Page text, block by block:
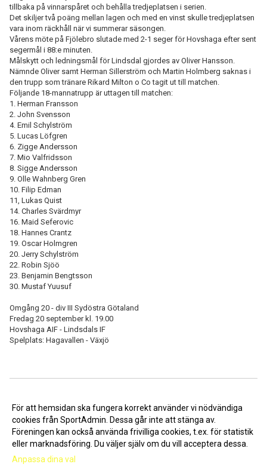
tillbaka på vinnarspåret och behålla tredjeplatsen i serien.
Det skiljer två poäng mellan lagen och med en vinst skulle tredjeplatsen
vara inom räckhåll när vi summerar säsongen.
Vårens möte på Fjölebro slutade med 2-1 seger för Hovshaga efter sent
segermål i 88:e minuten.
Målskytt och ledningsmål för Lindsdal gjordes av Oliver Hansson.
Nämnde Oliver samt Herman Sillerström och Martin Holmberg saknas i
den trupp som tränare Rikard Milton o Co tagit ut till matchen.
Följande 18-mannatrupp är uttagen till matchen:
1. Herman Fransson
2. John Svensson
4. Emil Schylström
5. Lucas Löfgren
6. Zigge Andersson
7. Mio Valfridsson
8. Sigge Andersson
9. Olle Wahnberg Gren
10. Filip Edman
11, Lukas Quist
14. Charles Svärdmyr
16. Maid Seferovic
18. Hannes Crantz
19. Oscar Holmgren
20. Jerry Schylström
22. Robin Sjöö
23. Benjamin Bengtsson
30. Mustaf Yuusuf
Omgång 20 - div III Sydöstra Götaland
Fredag 20 september kl. 19.00
Hovshaga AIF - Lindsdals IF
Spelplats: Hagavallen - Växjö
<< Tillbaka
För att hemsidan ska fungera korrekt använder vi nödvändiga
cookies från SportAdmin. Dessa går inte att stänga av.
Föreningen kan också använda frivilliga cookies, t.ex. för statistik
eller marknadsföring. Du väljer själv om du vill acceptera dessa.
Anpassa dina val